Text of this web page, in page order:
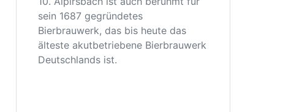
sein 1687 gegründetes
Bierbrauwerk, das bis heute das
älteste akutbetriebene Bierbrauwerk
Deutschlands ist.